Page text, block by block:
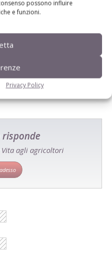
possono influire
e funzioni.
Privacy Policy
e Prodotti
un'azienda o un
risponde
agli agricoltori